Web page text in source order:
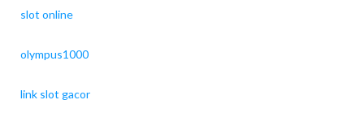
slot online
olympus1000
link slot gacor